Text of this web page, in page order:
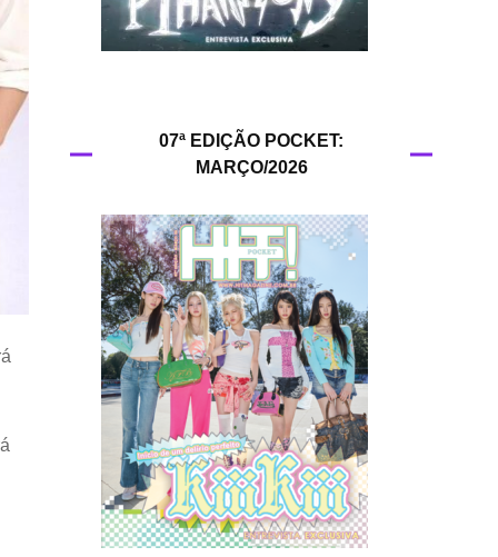
HIT!Queer
HIT!Vem aí
Panfletando
07ª EDIÇÃO POCKET:
MARÇO/2026